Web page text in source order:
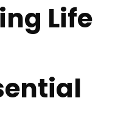
Life